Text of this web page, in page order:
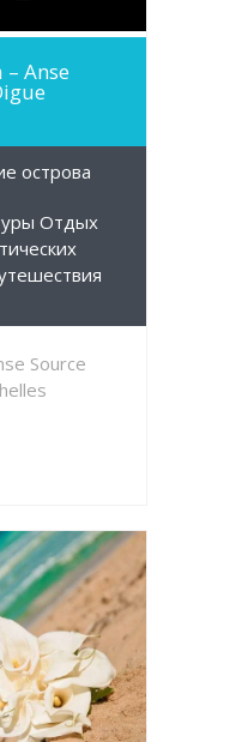
Anse
острова
Отдых
Source